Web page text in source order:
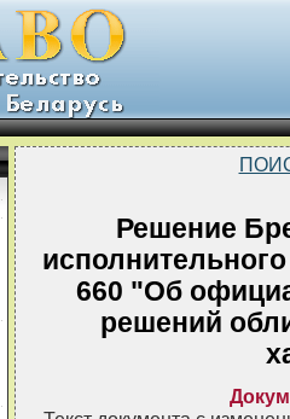
Решение
660 "Об
решений